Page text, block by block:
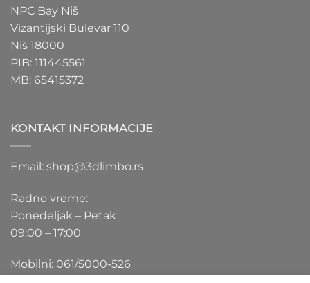
NPC Bay Niš
Vizantijski Bulevar 110
Niš 18000
PIB: 111445561
MB: 65415372
KONTAKT INFORMACIJE
Email: shop@3dlimbo.rs
Radno vreme:
Ponedeljak – Petak
09:00 – 17:00
Mobilni: 061/5000-526